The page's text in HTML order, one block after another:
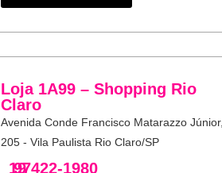
Loja 1A99 – Shopping Rio
Claro
Avenida Conde Francisco Matarazzo Júnior,
205 - Vila Paulista Rio Claro/SP
19
97422-1980